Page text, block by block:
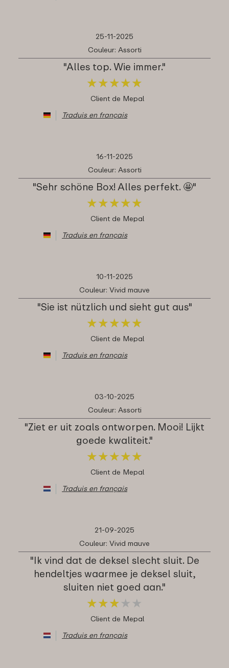
25-11-2025
Couleur: Assorti
"Alles top. Wie immer."
★★★★★
★★★★★
Client de Mepal
Traduis en français
16-11-2025
Couleur: Assorti
"Sehr schöne Box! Alles perfekt. 🤩"
★★★★★
★★★★★
Client de Mepal
Traduis en français
10-11-2025
Couleur: Vivid mauve
"Sie ist nützlich und sieht gut aus"
★★★★★
★★★★★
Client de Mepal
Traduis en français
03-10-2025
Couleur: Assorti
"Ziet er uit zoals ontworpen. Mooi! Lijkt
goede kwaliteit."
★★★★★
★★★★★
Client de Mepal
Traduis en français
21-09-2025
Couleur: Vivid mauve
"Ik vind dat de deksel slecht sluit. De
hendeltjes waarmee je deksel sluit,
sluiten niet goed aan."
★★★ ★ ★
★★★ ★ ★
Client de Mepal
Traduis en français